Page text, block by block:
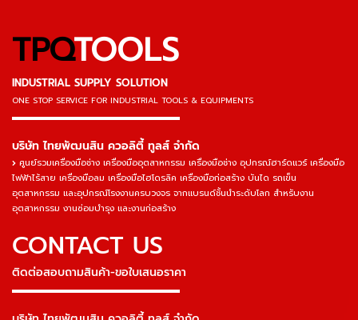
TPQTOOLS
INDUSTRIAL SUPPLY SOLUTION
ONE STOP SERVICE FOR INDUSTRIAL TOOLS & EQUIPMENTS
▬▬▬▬▬▬▬▬▬▬▬▬▬▬▬
บริษัท ไทยพัฒนสิน ควอลิตี้ ทูลส์ จำกัด
ศูนย์รวมเครื่องมือช่าง เครื่องมืออุตสาหกรรม เครื่องมือช่าง อุปกรณ์ฮาร์ดแวร์ เครื่องมือ
ไฟฟ้าไร้สาย เครื่องมือลม เครื่องมือไฮโดรลิค เครื่องมือก่อสร้าง บันได รถเข็น
อุตสาหกรรม และอุปกรณ์โรงงานครบวงจร จากแบรนด์ชั้นนำระดับโลก สำหรับงาน
อุตสาหกรรม งานซ่อมบำรุง และงานก่อสร้าง
CONTACT US
ติดต่อสอบถามสินค้า-ขอใบเสนอราคา
▬▬▬▬▬▬▬▬▬▬▬▬▬▬▬